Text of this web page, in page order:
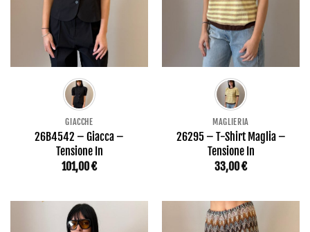
GIACCHE
26B4542 – Giacca –
Tensione In
101,00€
MAGLIERIA
26295 – T-Shirt Maglia –
Tensione In
33,00€